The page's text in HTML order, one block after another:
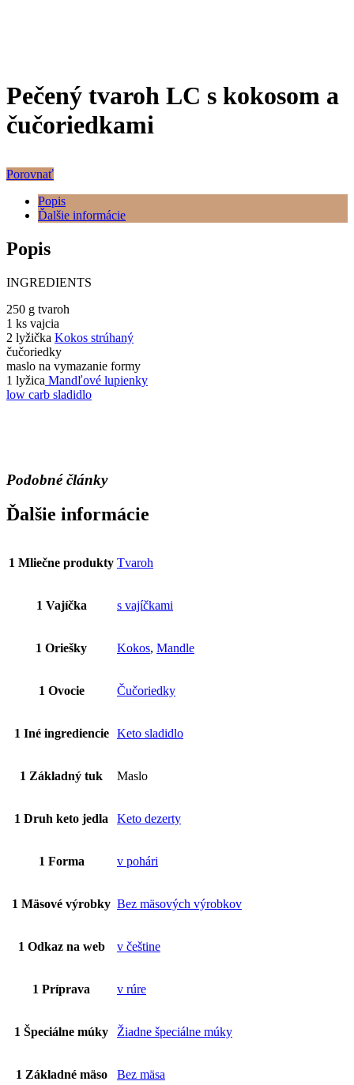
Pečený tvaroh LC s kokosom a
čučoriedkami
Porovnať
Popis
Ďalšie informácie
Popis
INGREDIENTS
250 g tvaroh
1 ks vajcia
2 lyžička Kokos strúhaný
čučoriedky
maslo na vymazanie formy
1 lyžica Mandľové lupienky
low carb sladidlo
Podobné články
Ďalšie informácie
1 Mliečne produkty Tvaroh
1 Vajíčka s vajíčkami
1 Oriešky Kokos, Mandle
1 Ovocie Čučoriedky
1 Iné ingrediencie Keto sladidlo
1 Základný tuk Maslo
1 Druh keto jedla Keto dezerty
1 Forma v pohári
1 Mäsové výrobky Bez mäsových výrobkov
1 Odkaz na web v češtine
1 Príprava v rúre
1 Špeciálne múky Žiadne špeciálne múky
1 Základné mäso Bez mäsa